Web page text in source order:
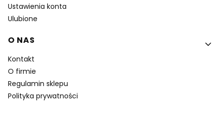
Ustawienia konta
Ulubione
O NAS
Kontakt
O firmie
Regulamin sklepu
Polityka prywatności